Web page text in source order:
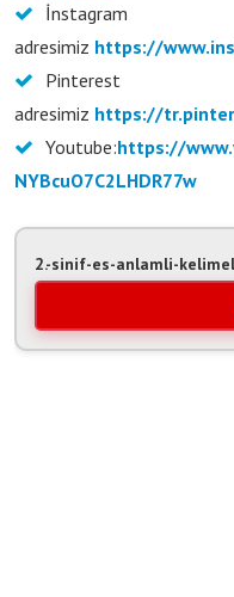
İnstagram
adresimiz https://
Pinterest
adresimiz https://
Youtube:https://
NYBcuO7C2LHDR77w
2.-sinif-es-anlamli-